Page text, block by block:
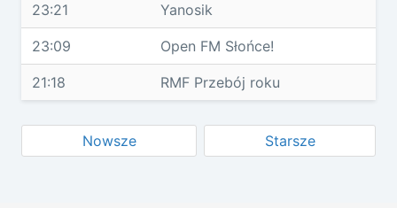
23:21 Yanosik
23:09 Open FM Słońce!
21:18 RMF Przebój roku
Nowsze Starsze